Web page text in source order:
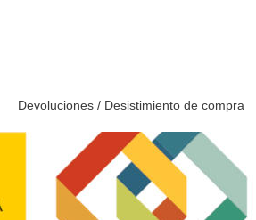
Devoluciones / Desistimiento de compra